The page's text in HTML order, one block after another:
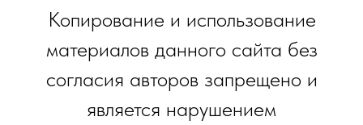
Копирование и использование
материалов данного сайта без
согласия авторов запрещено и
является нарушением